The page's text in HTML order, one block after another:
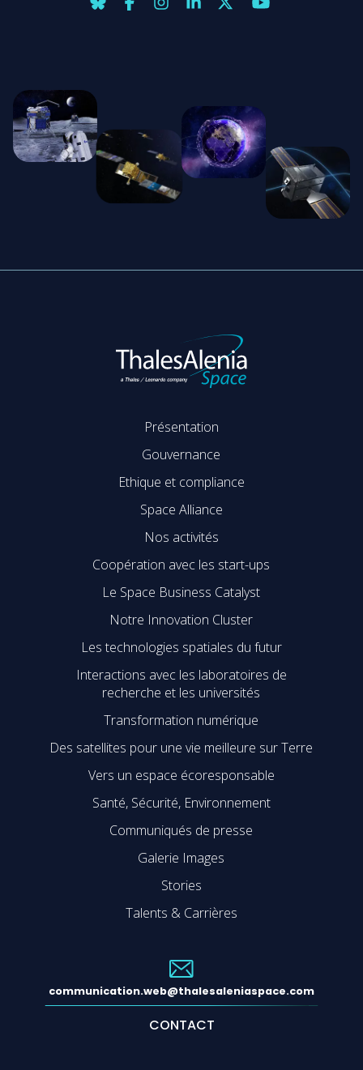
Présentation
Gouvernance
Ethique et compliance
Space Alliance
Nos activités
Coopération avec les start-ups
Le Space Business Catalyst
Notre Innovation Cluster
Les technologies spatiales du futur
Interactions avec les laboratoires de
recherche et les universités
Transformation numérique
Des satellites pour une vie meilleure sur Terre
Vers un espace écoresponsable
Santé, Sécurité, Environnement
Communiqués de presse
Galerie Images
Stories
Talents & Carrières
communication.web@thalesaleniaspace.com
CONTACT